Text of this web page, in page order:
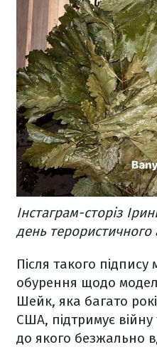
Інстаграм-сторіз
день терористичного
Після такого
обурення щодо
Шейк, яка багато
США, підтримує війну
до якого безжально